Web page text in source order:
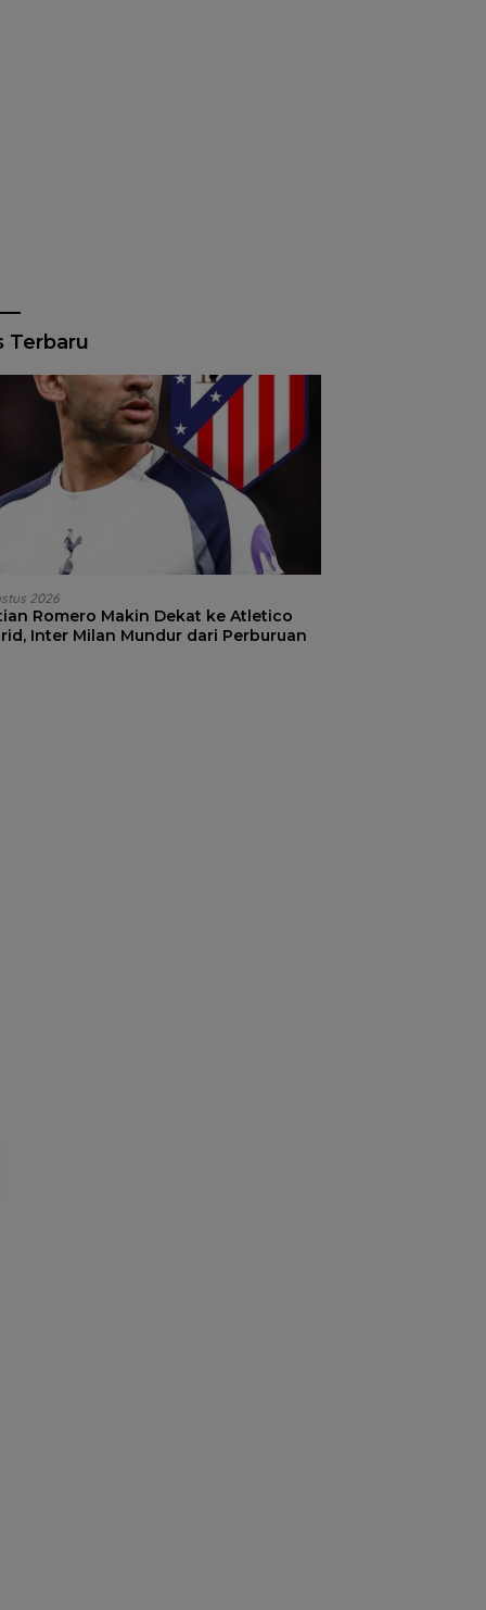
Terbaru
2026
Romero Makin Dekat ke Atletico
Inter Milan Mundur dari Perburuan